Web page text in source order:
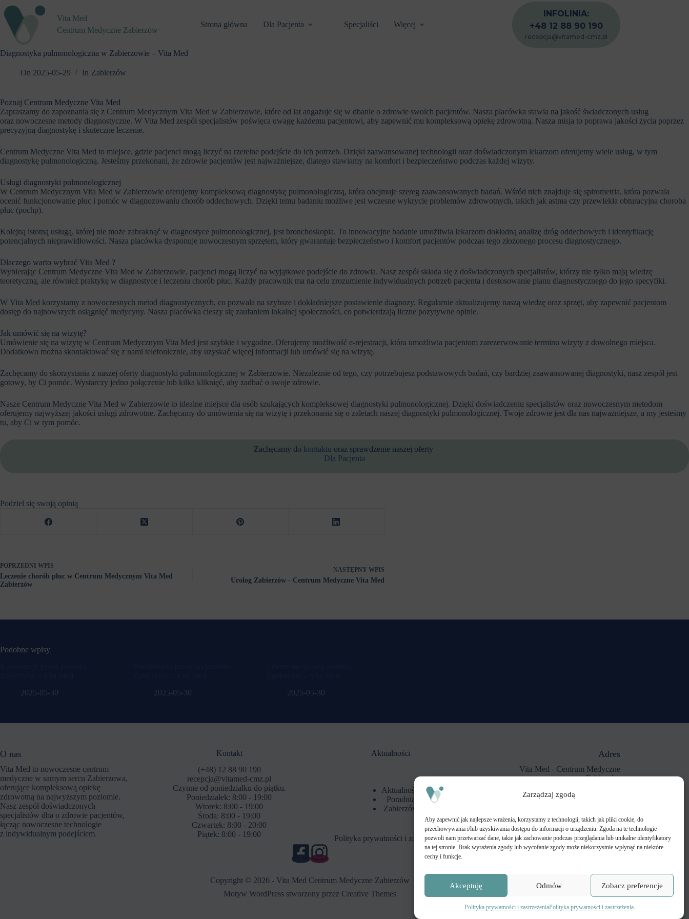
Zarządzaj zgodą
Aby zapewnić jak najlepsze wrażenia, korzystamy z technologii, takich jak pliki cookie, do
przechowywania i/lub uzyskiwania dostępu do informacji o urządzeniu. Zgoda na te technologie
pozwoli nam przetwarzać dane, takie jak zachowanie podczas przeglądania lub unikalne identyfikatory
na tej stronie. Brak wyrażenia zgody lub wycofanie zgody może niekorzystnie wpłynąć na niektóre
cechy i funkcje.
Akceptuję Odmów Zobacz preferencje
Polityka prywatności i zastrzeżeniaPolityka prywatności i zastrzeżenia
Przejdź
do
treści
Vita Med
Centrum Medyczne Zabierzów
Strona główna Dla Pacjenta Specjaliści Więcej
INFOLINIA:
+48 12 88 90 190
recepcja@vitamed-cmz.pl
Diagnostyka pulmonologiczna w Zabierzowie – Vita Med
On 2025-05-29 In Zabierzów
Poznaj Centrum Medyczne Vita Med
Zapraszamy do zapoznania się z Centrum Medycznym Vita Med w Zabierzowie, które od lat angażuje się w dbanie o zdrowie swoich pacjentów. Nasza placówka stawia na jakość świadczonych usług
oraz nowoczesne metody diagnostyczne. W Vita Med zespół specjalistów poświęca uwagę każdemu pacjentowi, aby zapewnić mu kompleksową opiekę zdrowotną. Nasza misja to poprawa jakości życia poprzez
precyzyjną diagnostykę i skuteczne leczenie.
Centrum Medyczne Vita Med to miejsce, gdzie pacjenci mogą liczyć na rzetelne podejście do ich potrzeb. Dzięki zaawansowanej technologii oraz doświadczonym lekarzom oferujemy wiele usług, w tym
diagnostykę pulmonologiczną. Jesteśmy przekonani, że zdrowie pacjentów jest najważniejsze, dlatego stawiamy na komfort i bezpieczeństwo podczas każdej wizyty.
Usługi diagnostyki pulmonologicznej
W Centrum Medycznym Vita Med w Zabierzowie oferujemy kompleksową diagnostykę pulmonologiczną, która obejmuje szereg zaawansowanych badań. Wśród nich znajduje się spirometria, która pozwala
ocenić funkcjonowanie płuc i pomóc w diagnozowaniu chorób oddechowych. Dzięki temu badaniu możliwe jest wczesne wykrycie problemów zdrowotnych, takich jak astma czy przewlekła obturacyjna choroba
płuc (pochp).
Kolejną istotną usługą, której nie może zabraknąć w diagnostyce pulmonologicznej, jest bronchoskopia. To innowacyjne badanie umożliwia lekarzom dokładną analizę dróg oddechowych i identyfikację
potencjalnych nieprawidłowości. Nasza placówka dysponuje nowoczesnym sprzętem, który gwarantuje bezpieczeństwo i komfort pacjentów podczas tego złożonego procesu diagnostycznego.
Dlaczego warto wybrać Vita Med ?
Wybierając Centrum Medyczne Vita Med w Zabierzowie, pacjenci mogą liczyć na wyjątkowe podejście do zdrowia. Nasz zespół składa się z doświadczonych specjalistów, którzy nie tylko mają wiedzę
teoretyczną, ale również praktykę w diagnostyce i leczeniu chorób płuc. Każdy pracownik ma na celu zrozumienie indywidualnych potrzeb pacjenta i dostosowanie planu diagnostycznego do jego specyfiki.
W Vita Med korzystamy z nowoczesnych metod diagnostycznych, co pozwala na szybsze i dokładniejsze postawienie diagnozy. Regularnie aktualizujemy naszą wiedzę oraz sprzęt, aby zapewnić pacjentom
dostęp do najnowszych osiągnięć medycyny. Nasza placówka cieszy się zaufaniem lokalnej społeczności, co potwierdzają liczne pozytywne opinie.
Jak umówić się na wizytę?
Umówienie się na wizytę w Centrum Medycznym Vita Med jest szybkie i wygodne. Oferujemy możliwość e-rejestracji, która umożliwia pacjentom zarezerwowanie terminu wizyty z dowolnego miejsca.
Dodatkowo można skontaktować się z nami telefonicznie, aby uzyskać więcej informacji lub umówić się na wizytę.
Zachęcamy do skorzystania z naszej oferty diagnostyki pulmonologicznej w Zabierzowie. Niezależnie od tego, czy potrzebujesz podstawowych badań, czy bardziej zaawansowanej diagnostyki, nasz zespół jest
gotowy, by Ci pomóc. Wystarczy jedno połączenie lub kilka kliknięć, aby zadbać o swoje zdrowie.
Nasze Centrum Medyczne Vita Med w Zabierzowie to idealne miejsce dla osób szukających kompleksowej diagnostyki pulmonologicznej. Dzięki doświadczeniu specjalistów oraz nowoczesnym metodom
oferujemy najwyższej jakości usługi zdrowotne. Zachęcamy do umówienia się na wizytę i przekonania się o zaletach naszej diagnostyki pulmonologicznej. Twoje zdrowie jest dla nas najważniejsze, a my jesteśmy
tu, aby Ci w tym pomóc.
Zachęcamy do kontaktu oraz sprawdzenie naszej oferty
Dla Pacjenta
Podziel się swoją opinią
POPRZEDNI WPIS
Leczenie chorób płuc w Centrum Medycznym Vita Med
Zabierzów
NASTĘPNY WPIS
Urolog Zabierzów - Centrum Medyczne Vita Med
Podobne wpisy
2025-05-30
2025-05-30
2025-05-30
O nas
Vita Med to nowoczesne centrum
medyczne w samym sercu Zabierzowa,
oferujące kompleksową opiekę
zdrowotną na najwyższym poziomie.
Nasz zespół doświadczonych
specjalistów dba o zdrowie pacjentów,
łącząc nowoczesne technologie
z indywidualnym podejściem.
Kontakt
(+48) 12 88 90 190
recepcja@vitamed-cmz.pl
Czynne od poniedziałku do piątku.
Poniedziałek: 8:00 - 19:00
Wtorek: 8:00 - 19:00
Środa: 8:00 - 19:00
Czwartek: 8:00 - 20:00
Piątek: 8:00 - 19:00
Aktualności
Aktualności
Poradnia
Zabierzów
Polityka prywatności i zastrzeżenia
Adres
Vita Med - Centrum Medyczne
Zabierzów
32-080 Zabierzów
REGON medyczny:
52666003100019
Copyright © 2026 - Vita Med Centrum Medyczne Zabierzów
Motyw WordPress stworzony przez Creative Themes